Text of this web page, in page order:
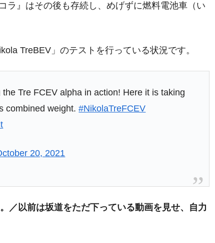
。
ぎ」では。
。営業利益80.2％も減少
塊！
府県とは？
だった選手とは？
ラ』はその後も存続し、めげずに燃料電池車（い
TreBEV」のテストを行っている状況です。
Tre FCEV alpha in action! Here it is taking
combined weight.#NikolaTreFCEV
20, 2021
／以前は坂道をただ下っている動画を見せ、自力